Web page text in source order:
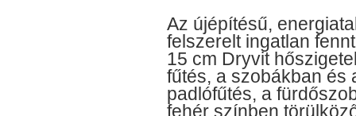
Az újépítésű,
felszerelt ingatlan
15 cm Dryvit
fűtés, a szobákban és
padlófűtés, a
fehér színben